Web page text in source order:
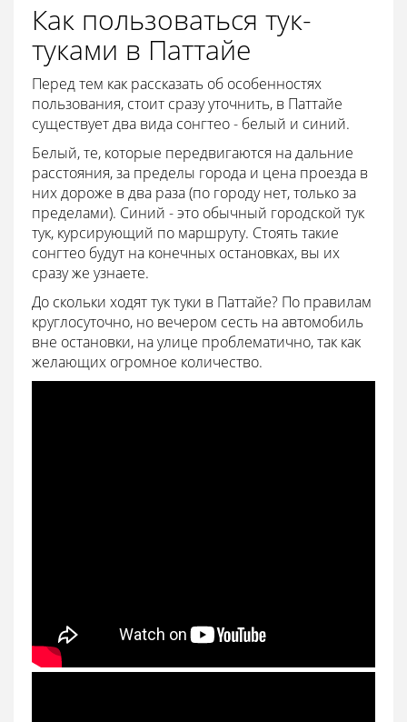
Как пользоваться тук-
туками в Паттайе
Перед тем как рассказать об особенностях
пользования, стоит сразу уточнить, в Паттайе
существует два вида сонгтео - белый и синий.
Белый, те, которые передвигаются на дальние
расстояния, за пределы города и цена проезда в
них дороже в два раза (по городу нет, только за
пределами). Синий - это обычный городской тук
тук, курсирующий по маршруту. Стоять такие
сонгтео будут на конечных остановках, вы их
сразу же узнаете.
До скольки ходят тук туки в Паттайе? По правилам
круглосуточно, но вечером сесть на автомобиль
вне остановки, на улице проблематично, так как
желающих огромное количество.